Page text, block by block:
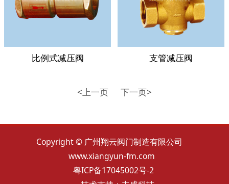
比例式减压阀 支管减压阀
<上一页 下一页>
Copyright © 广州翔云阀门制造有限公司
www.xiangyun-fm.com
粤ICP备17045002号-2